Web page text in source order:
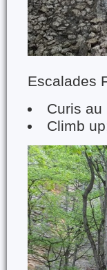
Escalades
Curis au
Climb